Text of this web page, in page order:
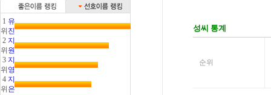
1
위
유
진
2
위
지
원
3
위
지
영
4
위
지
은